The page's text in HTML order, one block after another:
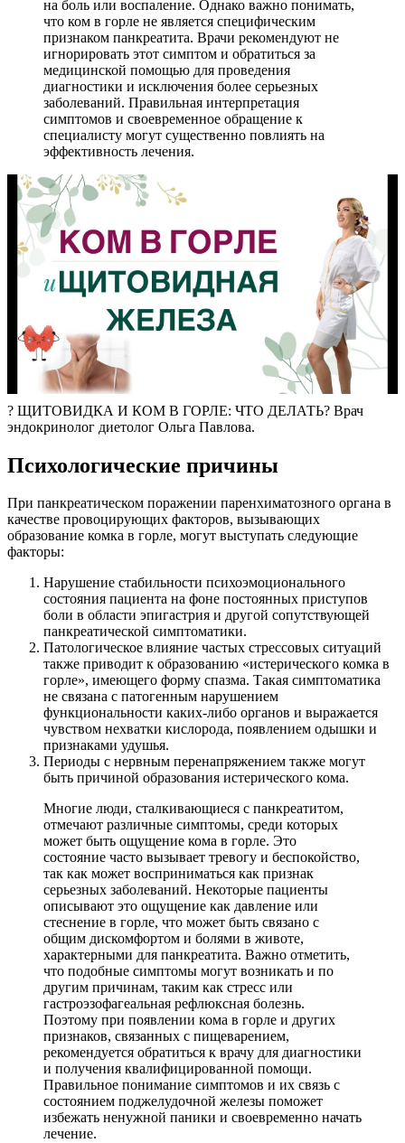
на боль или воспаление. Однако важно понимать,
что ком в горле не является специфическим
признаком панкреатита. Врачи рекомендуют не
игнорировать этот симптом и обратиться за
медицинской помощью для проведения
диагностики и исключения более серьезных
заболеваний. Правильная интерпретация
симптомов и своевременное обращение к
специалисту могут существенно повлиять на
эффективность лечения.
? ЩИТОВИДКА И КОМ В ГОРЛЕ: ЧТО ДЕЛАТЬ? Врач
эндокринолог диетолог Ольга Павлова.
Психологические причины
При панкреатическом поражении паренхиматозного органа в
качестве провоцирующих факторов, вызывающих
образование комка в горле, могут выступать следующие
факторы:
Нарушение стабильности психоэмоционального
состояния пациента на фоне постоянных приступов
боли в области эпигастрия и другой сопутствующей
панкреатической симптоматики.
Патологическое влияние частых стрессовых ситуаций
также приводит к образованию «истерического комка в
горле», имеющего форму спазма. Такая симптоматика
не связана с патогенным нарушением
функциональности каких-либо органов и выражается
чувством нехватки кислорода, появлением одышки и
признаками удушья.
Периоды с нервным перенапряжением также могут
быть причиной образования истерического кома.
Многие люди, сталкивающиеся с панкреатитом,
отмечают различные симптомы, среди которых
может быть ощущение кома в горле. Это
состояние часто вызывает тревогу и беспокойство,
так как может восприниматься как признак
серьезных заболеваний. Некоторые пациенты
описывают это ощущение как давление или
стеснение в горле, что может быть связано с
общим дискомфортом и болями в животе,
характерными для панкреатита. Важно отметить,
что подобные симптомы могут возникать и по
другим причинам, таким как стресс или
гастроэзофагеальная рефлюксная болезнь.
Поэтому при появлении кома в горле и других
признаков, связанных с пищеварением,
рекомендуется обратиться к врачу для диагностики
и получения квалифицированной помощи.
Правильное понимание симптомов и их связь с
состоянием поджелудочной железы поможет
избежать ненужной паники и своевременно начать
лечение.